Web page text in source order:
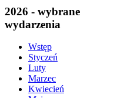
2026 - wybrane
wydarzenia
Wstęp
Styczeń
Luty
Marzec
Kwiecień